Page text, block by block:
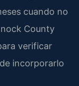
cuando no
County
verificar
incorporarlo